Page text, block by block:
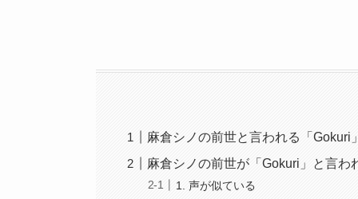
麻倉シノの前世と言われる「Gokuri
麻倉シノの前世が「Gokuri」と言わ
1. 声が似ている